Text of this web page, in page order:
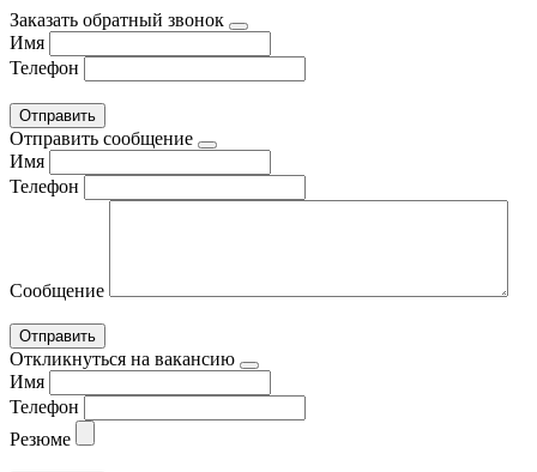
Заказать обратный звонок
Имя
Телефон
Отправить сообщение
Имя
Телефон
Сообщение
Откликнуться на вакансию
Имя
Телефон
Резюме